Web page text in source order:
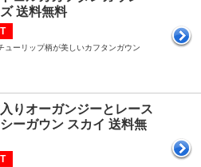
送料無料
ューリップ柄が美しいカフタンガウン
りオーガンジーとレース
ーガウン スカイ 送料無